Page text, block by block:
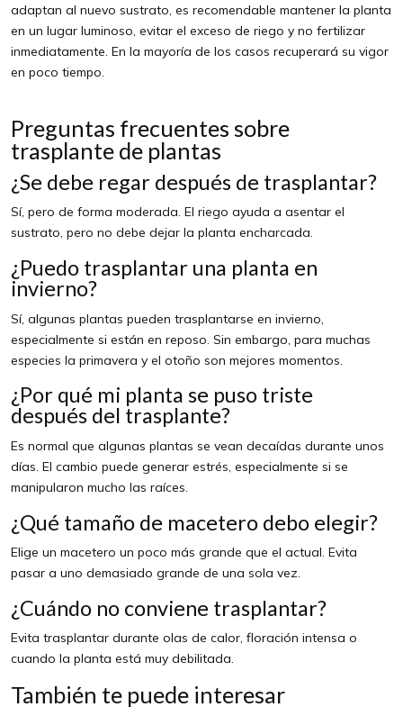
adaptan al nuevo sustrato, es recomendable mantener la planta
en un lugar luminoso, evitar el exceso de riego y no fertilizar
inmediatamente. En la mayoría de los casos recuperará su vigor
en poco tiempo.
Preguntas frecuentes sobre
trasplante de plantas
¿Se debe regar después de trasplantar?
Sí, pero de forma moderada. El riego ayuda a asentar el
sustrato, pero no debe dejar la planta encharcada.
¿Puedo trasplantar una planta en
invierno?
Sí, algunas plantas pueden trasplantarse en invierno,
especialmente si están en reposo. Sin embargo, para muchas
especies la primavera y el otoño son mejores momentos.
¿Por qué mi planta se puso triste
después del trasplante?
Es normal que algunas plantas se vean decaídas durante unos
días. El cambio puede generar estrés, especialmente si se
manipularon mucho las raíces.
¿Qué tamaño de macetero debo elegir?
Elige un macetero un poco más grande que el actual. Evita
pasar a uno demasiado grande de una sola vez.
¿Cuándo no conviene trasplantar?
Evita trasplantar durante olas de calor, floración intensa o
cuando la planta está muy debilitada.
También te puede interesar